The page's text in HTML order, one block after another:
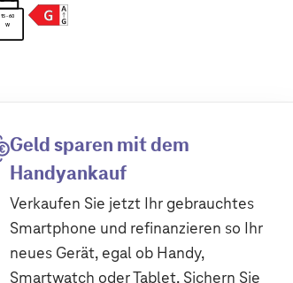
15 - 60
W
Geld sparen mit dem
Handyankauf
Verkaufen Sie jetzt Ihr gebrauchtes
Smartphone und refinanzieren so Ihr
neues Gerät, egal ob Handy,
Smartwatch oder Tablet. Sichern Sie